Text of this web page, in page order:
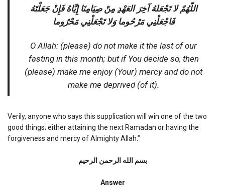
اللّهُمّ لا تَجْعَلهُ آخِرَ العَهْدِ مِنْ صِيَامِنَا إِيَّاهُ فَإِنْ جَعَلْتَهُ
فَاجْعَلْنِي مَرْحُوما وَلا تَجْعَلْنِي مَحْرُوما
O Allah: (please) do not make it the last of our
fasting in this month; but if You decide so, then
(please) make me enjoy (Your) mercy and do not
make me deprived (of it).
Verily, anyone who says this supplication will win one of the two
good things; either attaining the next Ramadan or having the
forgiveness and mercy of Almighty Allah.”
بسم الله الرحمن الرحیم
Answer